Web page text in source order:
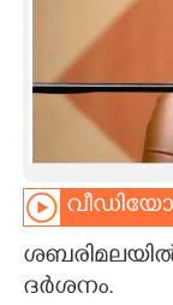
ASTRO
CARTOONS
ദർശനം.